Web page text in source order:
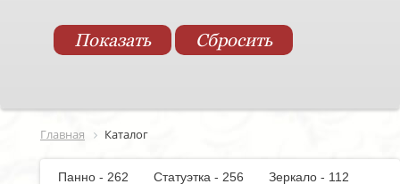
Главная Каталог
Панно - 262 Статуэтка - 256
Зеркало - 112